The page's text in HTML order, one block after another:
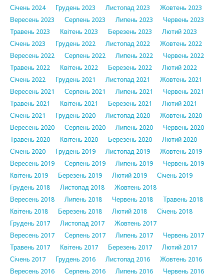
Січень 2024
Грудень 2023 Листопад 2023
Жовтень 2023
Вересень 2023
Серпень 2023 Липень 2023
Червень 2023
Травень 2023
Квітень 2023 Березень 2023
Лютий 2023
Січень 2023
Грудень 2022 Листопад 2022
Жовтень 2022
Вересень 2022
Серпень 2022 Липень 2022
Червень 2022
Травень 2022
Квітень 2022 Березень 2022
Лютий 2022
Січень 2022
Грудень 2021 Листопад 2021
Жовтень 2021
Вересень 2021
Серпень 2021 Липень 2021
Червень 2021
Травень 2021
Квітень 2021 Березень 2021
Лютий 2021
Січень 2021
Грудень 2020 Листопад 2020
Жовтень 2020
Вересень 2020
Серпень 2020 Липень 2020
Червень 2020
Травень 2020
Квітень 2020 Березень 2020
Лютий 2020
Січень 2020
Грудень 2019 Листопад 2019
Жовтень 2019
Вересень 2019
Серпень 2019 Липень 2019
Червень 2019
Квітень 2019
Березень 2019 Лютий 2019
Січень 2019
Грудень 2018
Листопад 2018
Жовтень 2018
Вересень 2018
Липень 2018 Червень 2018
Травень 2018
Квітень 2018
Березень 2018 Лютий 2018
Січень 2018
Грудень 2017
Листопад 2017
Жовтень 2017
Вересень 2017
Серпень 2017 Липень 2017
Червень 2017
Травень 2017
Квітень 2017 Березень 2017
Лютий 2017
Січень 2017
Грудень 2016 Листопад 2016
Жовтень 2016
Вересень 2016
Серпень 2016 Липень 2016 Червень 2016